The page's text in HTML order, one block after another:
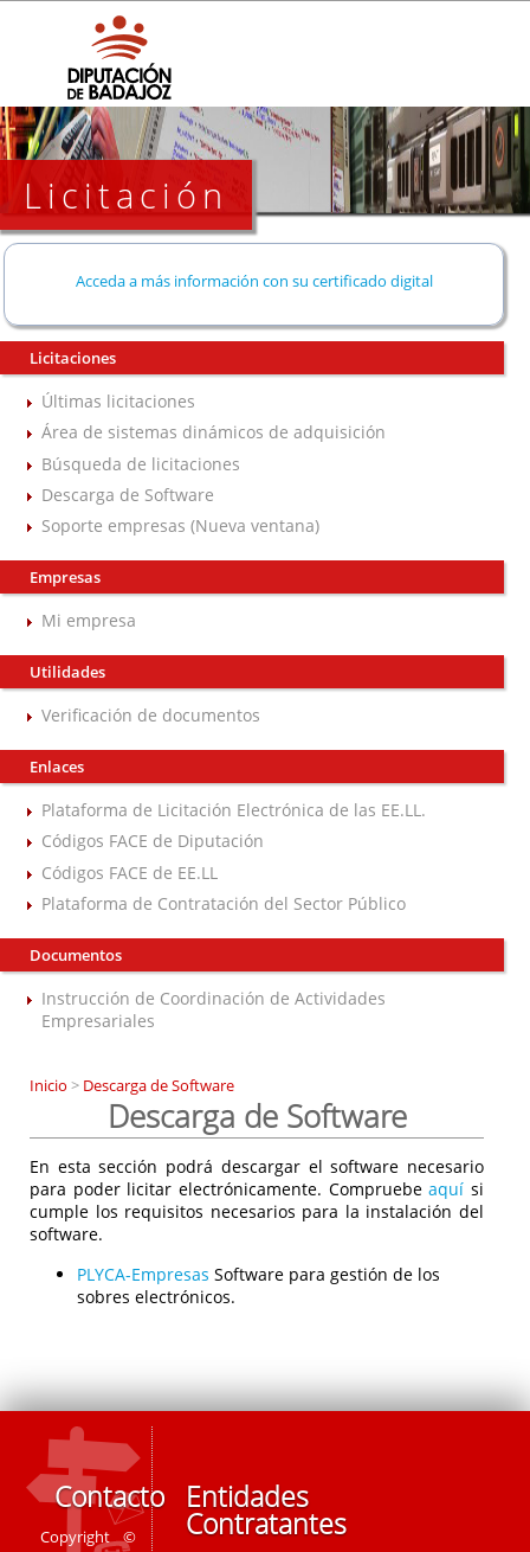
Licitación
Acceda a más información con su certificado digital
Licitaciones
Últimas licitaciones
Área de sistemas dinámicos de adquisición
Búsqueda de licitaciones
Descarga de Software
Soporte empresas (Nueva ventana)
Empresas
Mi empresa
Utilidades
Verificación de documentos
Enlaces
Plataforma de Licitación Electrónica de las EE.LL.
Códigos FACE de Diputación
Códigos FACE de EE.LL
Plataforma de Contratación del Sector Público
Documentos
Instrucción de Coordinación de Actividades
Empresariales
Inicio > Descarga de Software
Descarga de Software
En esta sección podrá descargar el software necesario
para poder licitar electrónicamente. Compruebeaquí si
cumple los requisitos necesarios para la instalación del
software.
PLYCA-Empresas Software para gestión de los
sobres electrónicos.
Contacto
Copyright ©
Entidades
Contratantes